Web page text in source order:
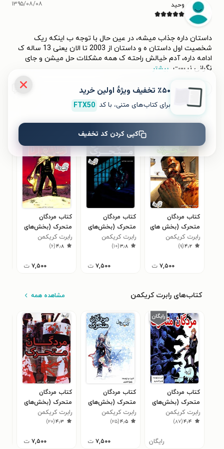
وحید ۱۳۹۵/۰۸/۰۸
داستان داره جذاب میشه، در عین حال با توجه ب اینکه ریک
شخصیت اول داستان ه و داستان از 2003 تا الان یعنی 13 ساله ک
ادامه داره، آدم خیالش راحته ک همه مشکلات حل میشن و جای
نگرانی نیست بیشتر
مفید بود (۳) مفید نبود (۱) ۰
کتاب مردگان
متحرک (بخش‌ های
۲۲ تا ۲۴)
رابرت کریکمن
۴٫۲(۹)
۷,۵۰۰ ت
کتاب مردگان
متحرک (بخش‌‌های
۱۹ تا ۲۱)
رابرت کریکمن
۳٫۸(۱۰)
۷,۵۰۰ ت
کتاب مردگان
متحرک (بخش‌های
۱۰ تا ۱۲)
رابرت کریکمن
۴٫۸(۶)
۷,۵۰۰ ت
کتاب‌های رابرت کریکمن مشاهده همه
کتاب مردگان
متحرک (بخش‌های
۱ تا ۳)رابرت کریکمن
۴٫۴(۸۷)
رایگان
کتاب مردگان
متحرک (بخش‌های
۴ تا ۶)
رابرت کریکمن
۴٫۵(۲۵)
۷,۵۰۰ ت
کتاب مردگان
متحرک (بخش‌‌های
۲۵ تا ۲۷)
رابرت کریکمن
۴٫۳(۲۰)
۷,۵۰۰ ت
٪۵۰ تخفیف ویژۀ اولین خرید
برای کتاب‌های متنی، با کد FTX50
کپی کردن کد تخفیف